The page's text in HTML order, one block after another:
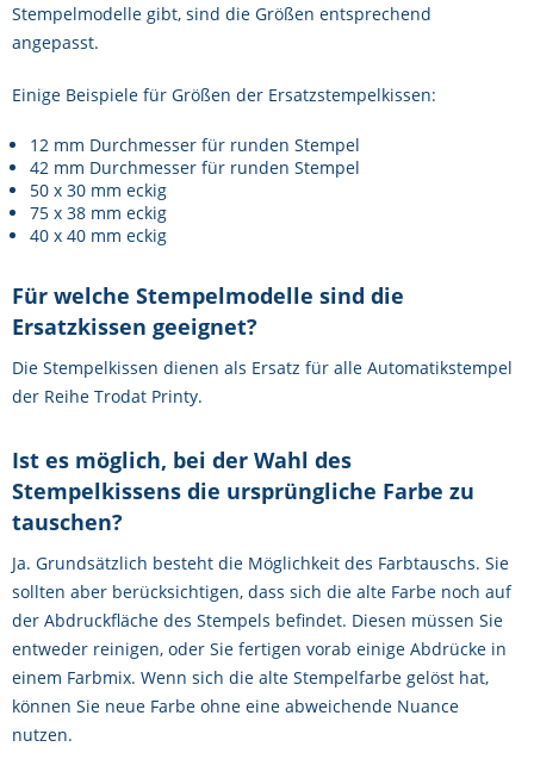
Stempelmodelle gibt, sind die Größen entsprechend
angepasst.
Einige Beispiele für Größen der Ersatzstempelkissen:
12 mm Durchmesser für runden Stempel
42 mm Durchmesser für runden Stempel
50 x 30 mm eckig
75 x 38 mm eckig
40 x 40 mm eckig
Für welche Stempelmodelle sind die
Ersatzkissen geeignet?
Die Stempelkissen dienen als Ersatz für alle Automatikstempel
der Reihe Trodat Printy.
Ist es möglich, bei der Wahl des
Stempelkissens die ursprüngliche Farbe zu
tauschen?
Ja. Grundsätzlich besteht die Möglichkeit des Farbtauschs. Sie
sollten aber berücksichtigen, dass sich die alte Farbe noch auf
der Abdruckfläche des Stempels befindet. Diesen müssen Sie
entweder reinigen, oder Sie fertigen vorab einige Abdrücke in
einem Farbmix. Wenn sich die alte Stempelfarbe gelöst hat,
können Sie neue Farbe ohne eine abweichende Nuance
nutzen.